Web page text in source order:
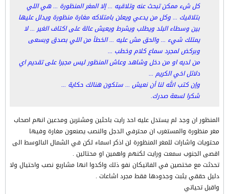
كل شء ممكن تبحث عنه وتلاقيه ... إلا المغر المنظورة ... هي اللي
بتلاقيك ... وكل من يدعي ويعلن بامتلاكه مغارة منظورة ويدلل عليها
بين وسطاء البلد ويطلب ويشرط ويعيش عالة على اكتاف الغير ... لا
يمتلك شيء ... والحق مش عليه ... الخطأ من اللي بصدق وبسعى
وبركض لمجرد سماع كلام وخطب ...
من لديه او من دخل وشاهد وعاش المنظور ليس مجبرا على تقديم اي
دلائل اخي الكريم ...
وإن كتب الله لنا أن نعيش ... ستكون هنالك حكاية ...
شكرا لسعة صدرك.
المنظور ان وجد لم يستدل عليه احد رايت باحثين ومشترين ومدعين انهم اصحاب
مغر منظورة والمستغرب ان محترفي الدجل والنصب يصنعون مغارة وفيها
محتويات واشارات للمغر المنظورة لن اذكر اسماء لكن في الشمال الىالوسط الى
اقصى الجنوب سمعت ورايت لكنهم واهمين او محتالين .
تحدثت مع مختصين في الفاتيكان نفو ذلك واكدوا انها مشاريع نصب واحتيال ولا
دليل حققي يثبت وجدودها فقط مجرد اشاعات .
واقبل تحياتي